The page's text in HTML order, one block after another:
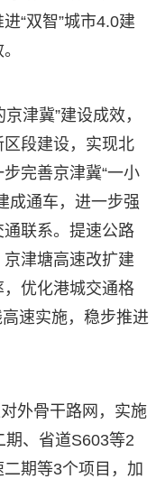
“双智”城市4.0建
津冀”建设成效，
段建设，实现北
完善京津冀“一小
成通车，进一步强
联系。提速公路
津塘高速改扩建
优化港城交通格
速实施，稳步推进
外骨干路网，实施
、省道S603等2
期等3个项目，加